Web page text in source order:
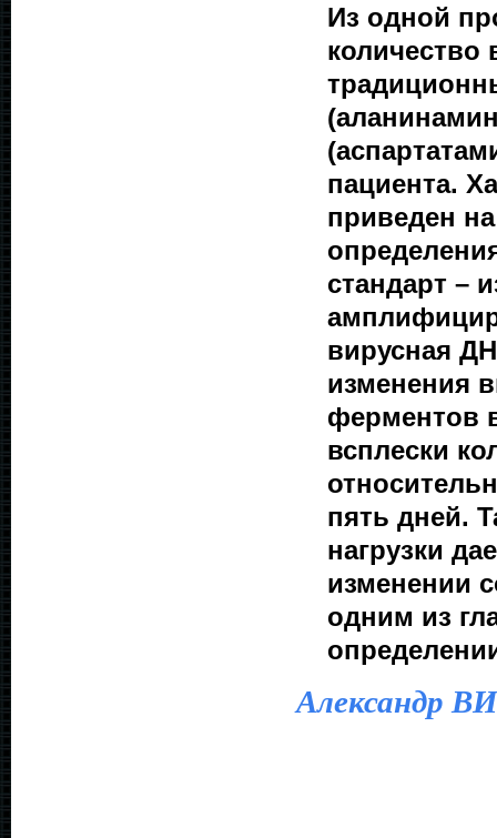
Из одной
количество
пациента.
приведен
стандарт –
вирусная
изменения
ферментов
всплески
пять дней.
нагрузки
изменении
одним из
Александр